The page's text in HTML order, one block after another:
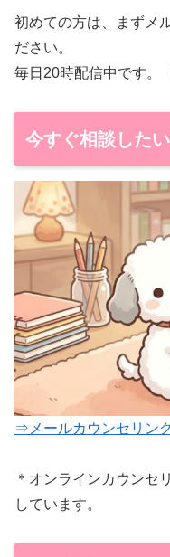
初めての方は、まずメ
ださい。
毎日20時配信中です。
今すぐ相談した
⇒メールカウンセリン
＊オンラインカウンセ
しています。